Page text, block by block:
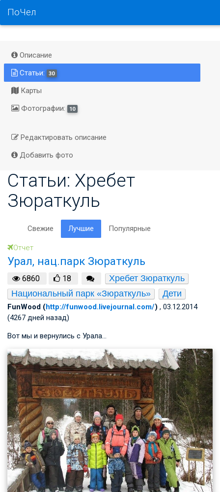
ПоЧел
Описание
Статьи:
30
Карты
Фотографии:
10
Редактировать описание
Добавить фото
Статьи: Хребет
Зюраткуль
Свежие Лучшие Популярные
Отчет
Урал, нац.парк Зюраткуль
6860 18
Хребет Зюраткуль
Национальный парк «Зюраткуль»
Дети
FunWood (http://funwood.livejournal.com/) , 03.12.2014
(4267 дней назад)
Вот мы и вернулись с Урала…